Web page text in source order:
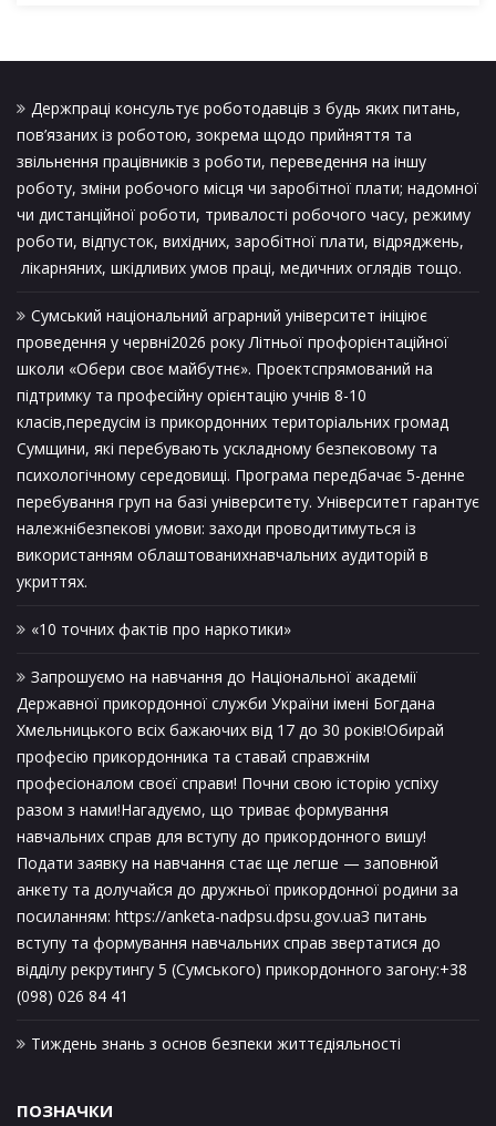
Держпраці консультує роботодавців з будь яких питань,
пов’язаних із роботою, зокрема щодо прийняття та
звільнення працівників з роботи, переведення на іншу
роботу, зміни робочого місця чи заробітної плати; надомної
чи дистанційної роботи, тривалості робочого часу, режиму
роботи, відпусток, вихідних, заробітної плати, відряджень,
лікарняних, шкідливих умов праці, медичних оглядів тощо.
Сумський національний аграрний університет ініціює
проведення у червні2026 року Літньої профорієнтаційної
школи «Обери своє майбутнє». Проектспрямований на
підтримку та професійну орієнтацію учнів 8-10
класів,передусім із прикордонних територіальних громад
Сумщини, які перебувають ускладному безпековому та
психологічному середовищі. Програма передбачає 5-денне
перебування груп на базі університету. Університет гарантує
належнібезпекові умови: заходи проводитимуться із
використанням облаштованихнавчальних аудиторій в
укриттях.
«10 точних фактів про наркотики»
Запрошуємо на навчання до Національної академії
Державної прикордонної служби України імені Богдана
Хмельницького всіх бажаючих від 17 до 30 років!Обирай
професію прикордонника та ставай справжнім
професіоналом своєї справи! Почни свою історію успіху
разом з нами!Нагадуємо, що триває формування
навчальних справ для вступу до прикордонного вишу!
Подати заявку на навчання стає ще легше — заповнюй
анкету та долучайся до дружньої прикордонної родини за
посиланням: https://anketa-nadpsu.dpsu.gov.uaЗ питань
вступу та формування навчальних справ звертатися до
відділу рекрутингу 5 (Сумського) прикордонного загону:+38
(098) 026 84 41
Тиждень знань з основ безпеки життєдіяльності
ПОЗНАЧКИ